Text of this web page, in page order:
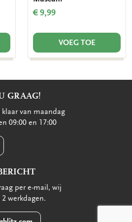
€ 9,99
VOEG TOE
GRAAG!
van maandag
09:00 en 17:00
per e-mail, wij
werkdagen.